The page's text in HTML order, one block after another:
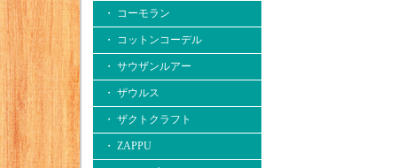
・ コーモラン
・ コットンコーデル
・ サウザンルアー
・ ザウルス
・ ザクトクラフト
・ ZAPPU